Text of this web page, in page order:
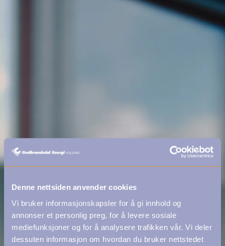
Denne nettsiden anvender cookies
Vi bruker informasjonskapsler for å gi innhold og
annonser et personlig preg, for å levere sosiale
mediefunksjoner og for å analysere trafikken vår. Vi deler
dessuten informasjon om hvordan du bruker nettstedet